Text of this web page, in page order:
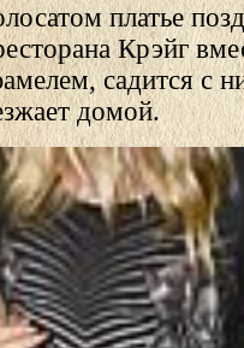
платье
Крэйг
садится с
домой.